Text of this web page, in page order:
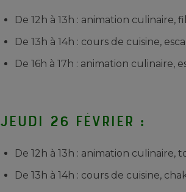
De 12h à 13h : animation culinaire,
De 13h à 14h : cours de cuisine,
De 16h à 17h : animation culinaire,
Jeudi 26 février :
De 12h à 13h : animation
De 13h à 14h : cours de cuisine,